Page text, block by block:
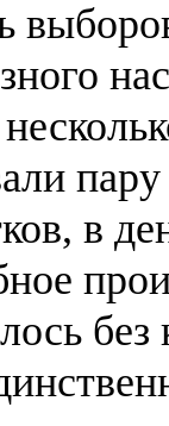
в
без